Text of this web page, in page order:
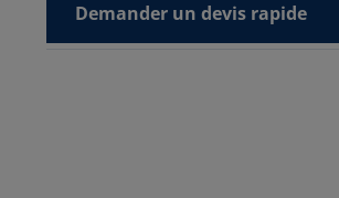
Demander un devis rapide